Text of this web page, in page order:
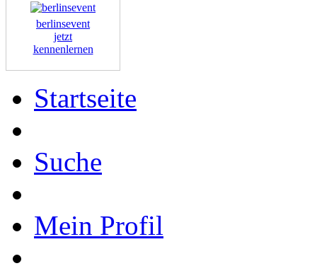
berlinsevent
jetzt
kennenlernen
Startseite
Suche
Mein Profil